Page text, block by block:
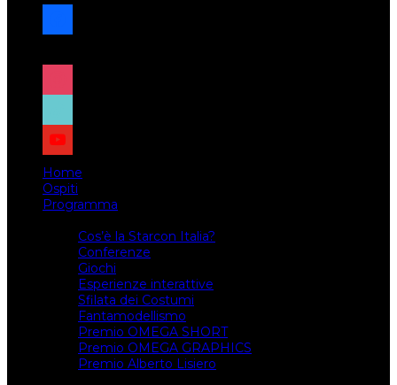
facebook
x
instagram
tiktok
youtube
Home
Ospiti
Programma
Cos’è la Starcon Italia?
Conferenze
Giochi
Esperienze interattive
Sfilata dei Costumi
Fantamodellismo
Premio OMEGA SHORT
Premio OMEGA GRAPHICS
Premio Alberto Lisiero